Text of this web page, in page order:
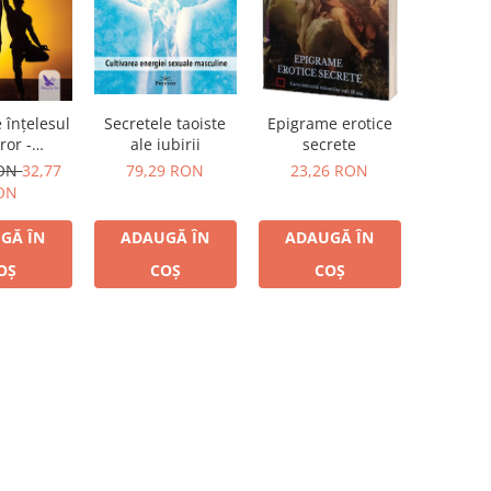
înţelesul
-
calea de
spirit
32,77
ÎN
Secretele taoiste
ale iubirii
79,29 RON
ADAUGĂ ÎN
COȘ
Epigrame erotice
secrete
23,26 RON
ADAUGĂ ÎN
COȘ